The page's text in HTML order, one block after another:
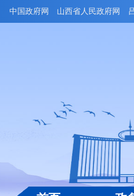
中国政府网 山西省人民政府网